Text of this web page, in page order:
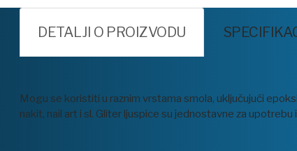
DETALJI O PROIZVODU
Mogu se koristiti u raznim vrstama smola, uključujući
nakit, nail art i sl. Gliter ljuspice su jednostavne za